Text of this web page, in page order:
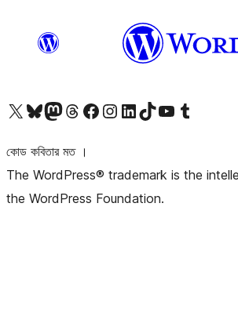
আমাদের X (আগের টুইটার) অ্যাকাউন্টে যানআমাদের Bluesky অ্যাকাউন্টটি দেখুনআমাদের মাস্টোডন অ্যাকাউন্টটি দেখুনআমাদের থ্রেডস অ্যাকাউন্টটি দেখুনআমাদের ফেসবুক পেজ দেখুনআমাদের ইন্সটাগ্রাম অ্যাকাউন্ট দেখুনআমাদের লিঙ্কডইন অ্যাকাউন্টে যানআমাদের TikTok অ্যাকাউন্টটি দেখুনআমাদের ইউটিউব চ্যানেলে যান আমাদের টাম্বলার অ্যাকাউন্ট দেখুন
কোড কবিতার মত ।
The WordPress® trademark is the
the WordPress Foundation.